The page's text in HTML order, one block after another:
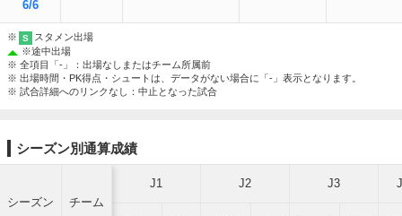
6/6
※ S
スタメン出場
※途中出場
※ 全項目「-」：出場なしまたはチーム所属前
※ 出場時間・PK得点・シュートは、データがない場合に「-」表示となります。
※ 試合詳細へのリンクなし：中止となった試合
シーズン別通算成績
シーズン チーム
J1 J2 J3